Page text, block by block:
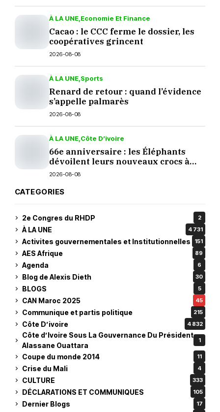
À LA UNE Economie Et Finance
Cacao : le CCC ferme le dossier, les
coopératives grincent
2026-08-08
À LA UNE Sports
Renard de retour : quand l’évidence
s’appelle palmarès
2026-08-08
À LA UNE Côte D’ivoire
66e anniversaire : les Éléphants
dévoilent leurs nouveaux crocs à
Yopougon
2026-08-08
CATEGORIES
2e Congres du RHDP 2
À LA UNE 4 731
Activites gouvernementales et Institutionnelles 151
AES Afrique 89
Agenda 6
Blog de Alexis Dieth 30
BLOGS 5
CAN Maroc 2025 45
Communique et partis politique 215
Côte D’ivoire 4 832
Côte d’Ivoire Sous La Gouvernance Du Président
Alassane Ouattara
1
Coupe du monde 2014 11
Crise du Mali 4
CULTURE 333
DÉCLARATIONS ET COMMUNIQUES 105
Dernier Blogs 17